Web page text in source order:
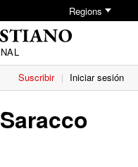
Regions
Suscribir Iniciar sesión